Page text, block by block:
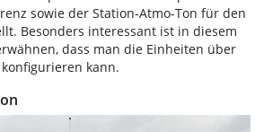
sowie der Station-Atmo-Ton für den
Besonders interessant ist in diesem
dass man die Einheiten über
kann.